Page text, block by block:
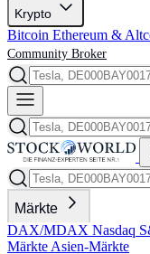
Krypto
Bitcoin Ethereum &
Community Broker
Märkte
DAX/MDAX Nasdaq
Märkte Asien-Märkte